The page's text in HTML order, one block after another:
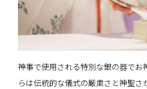
神事で使用される特別な銀の器でお
らは伝統的な儀式の厳粛さと神聖さ